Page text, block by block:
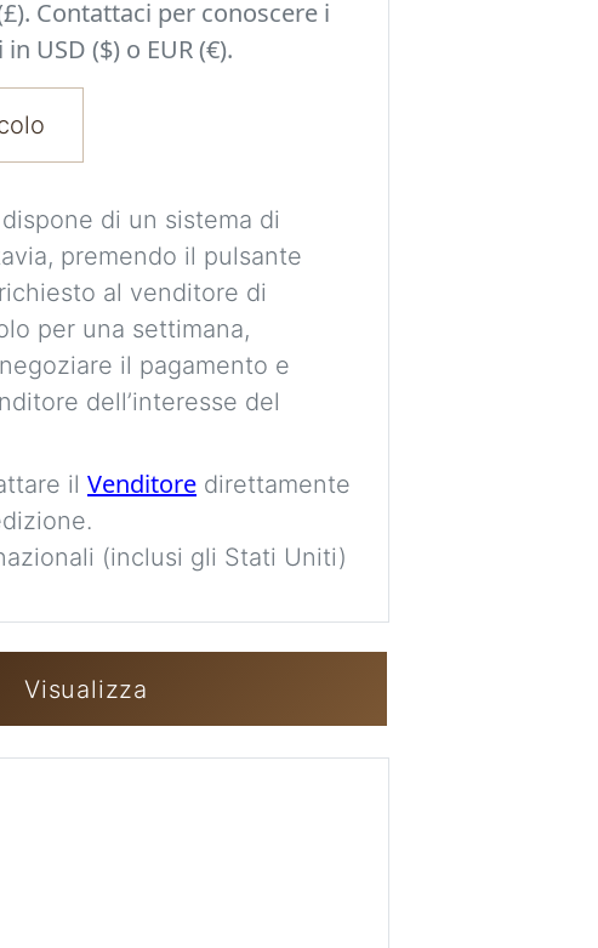
Contattaci per conoscere i
USD ($) o EUR (€).
di un sistema di
premendo il pulsante
al venditore di
per una settimana,
il pagamento e
dell’interesse del
il Venditore direttamente
(inclusi gli Stati Uniti)
Visualizza